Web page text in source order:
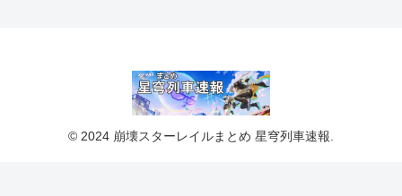
© 2024 崩壊スターレイルまとめ 星穹列車速報.